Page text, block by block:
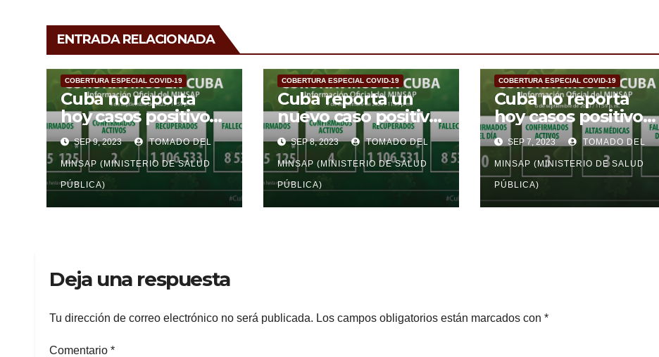
ENTRADA RELACIONADA
COBERTURA ESPECIAL COVID-19
Cuba no reporta
hoy casos positivos
a la Covid-19
SEP 9, 2023 TOMADO DEL
MINSAP (MINISTERIO DE SALUD
PÚBLICA)
COBERTURA ESPECIAL COVID-19
Cuba reporta un
nuevo caso positivo
a la Covid-19
SEP 8, 2023 TOMADO DEL
MINSAP (MINISTERIO DE SALUD
PÚBLICA)
COBERTURA ESPECIAL COVID-19
Cuba no reporta
hoy casos positivos
a la Covid-19
SEP 7, 2023 TOMADO DEL
MINSAP (MINISTERIO DE SALUD
PÚBLICA)
Deja una respuesta
Tu dirección de correo electrónico no será publicada. Los campos obligatorios están marcados con *
Comentario *